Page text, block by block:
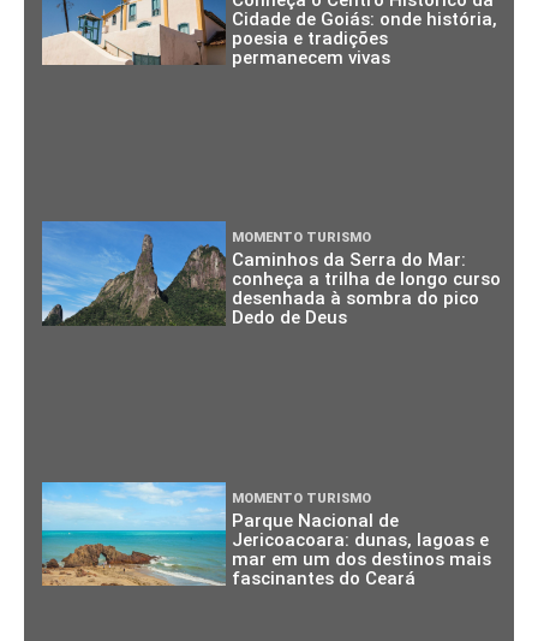
Cidade de Goiás: onde história,
poesia e tradições
permanecem vivas
MOMENTO TURISMO
Caminhos da Serra do Mar:
conheça a trilha de longo curso
desenhada à sombra do pico
Dedo de Deus
MOMENTO TURISMO
Parque Nacional de
Jericoacoara: dunas, lagoas e
mar em um dos destinos mais
fascinantes do Ceará